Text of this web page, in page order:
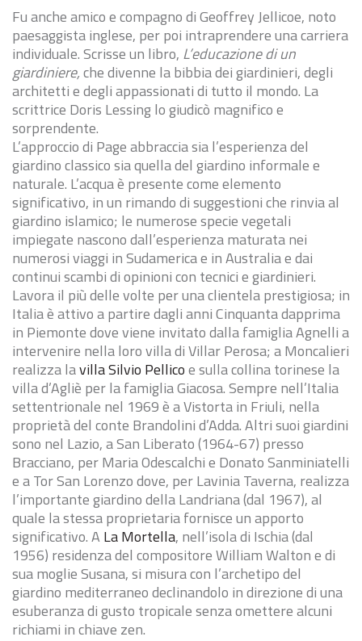
Fu anche amico e compagno di Geoffrey Jellicoe, noto
paesaggista inglese, per poi intraprendere una carriera
individuale. Scrisse un libro, L’educazione di un
giardiniere,che divenne la bibbia dei giardinieri, degli
architetti e degli appassionati di tutto il mondo. La
scrittrice Doris Lessing lo giudicò magnifico e
sorprendente.
L’approccio di Page abbraccia sia l’esperienza del
giardino classico sia quella del giardino informale e
naturale. L’acqua è presente come elemento
significativo, in un rimando di suggestioni che rinvia al
giardino islamico; le numerose specie vegetali
impiegate nascono dall’esperienza maturata nei
numerosi viaggi in Sudamerica e in Australia e dai
continui scambi di opinioni con tecnici e giardinieri.
Lavora il più delle volte per una clientela prestigiosa; in
Italia è attivo a partire dagli anni Cinquanta dapprima
in Piemonte dove viene invitato dalla famiglia Agnelli a
intervenire nella loro villa di Villar Perosa; a Moncalieri
realizza lavilla Silvio Pellicoe sulla collina torinese la
villa d’Agliè per la famiglia Giacosa. Sempre nell’Italia
settentrionale nel 1969 è a Vistorta in Friuli, nella
proprietà del conte Brandolini d’Adda. Altri suoi giardini
sono nel Lazio, a San Liberato (1964-67) presso
Bracciano, per Maria Odescalchi e Donato Sanminiatelli
e a Tor San Lorenzo dove, per Lavinia Taverna, realizza
l’importante giardino della Landriana (dal 1967), al
quale la stessa proprietaria fornisce un apporto
significativo. A La Mortella, nell’isola di Ischia (dal
1956) residenza del compositore William Walton e di
sua moglie Susana, si misura con l’archetipo del
giardino mediterraneo declinandolo in direzione di una
esuberanza di gusto tropicale senza omettere alcuni
richiami in chiave zen.